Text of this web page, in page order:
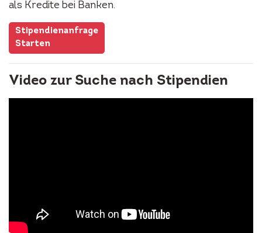
als Kredite bei Banken.
Stipendienanfrage
Starten
Video zur Suche nach Stipendien